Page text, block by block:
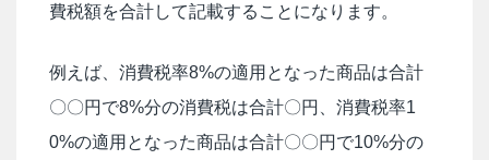
費税額を合計して記載することになります。
例えば、消費税率8%の適用となった商品は合計
〇〇円で8%分の消費税は合計〇円、消費税率1
0%の適用となった商品は合計〇〇円で10%分の